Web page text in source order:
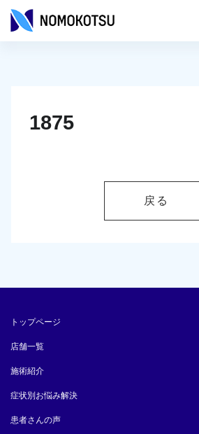
1875
戻る
トップページ
店舗一覧
施術紹介
症状別お悩み解決
患者さんの声